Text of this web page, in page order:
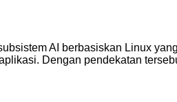
AI berbasiskan Linux
Dengan pendekatan